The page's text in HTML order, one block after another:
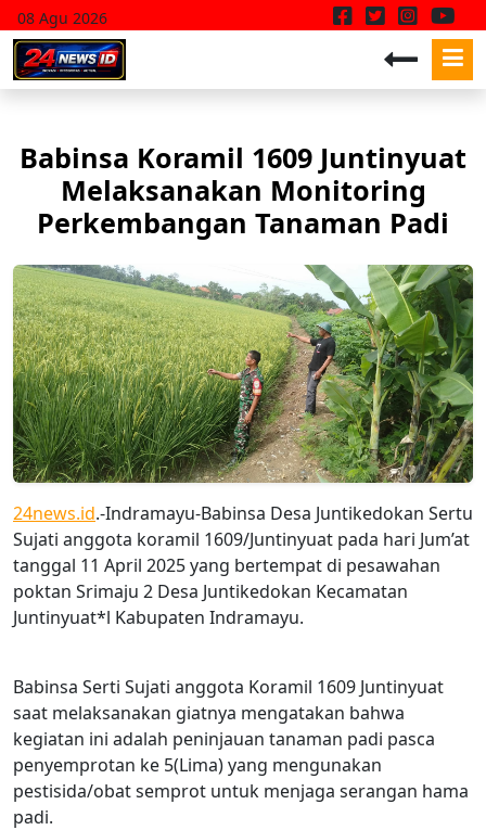
08 Agu 2026
Babinsa Koramil 1609 Juntinyuat
Melaksanakan Monitoring
Perkembangan Tanaman Padi
24news.id.-Indramayu-Babinsa Desa Juntikedokan Sertu
Sujati anggota koramil 1609/Juntinyuat pada hari Jum’at
tanggal 11 April 2025 yang bertempat di pesawahan
poktan Srimaju 2 Desa Juntikedokan Kecamatan
Juntinyuat*l Kabupaten Indramayu.
Babinsa Serti Sujati anggota Koramil 1609 Juntinyuat
saat melaksanakan giatnya mengatakan bahwa
kegiatan ini adalah peninjauan tanaman padi pasca
penyemprotan ke 5(Lima) yang mengunakan
pestisida/obat semprot untuk menjaga serangan hama
padi.